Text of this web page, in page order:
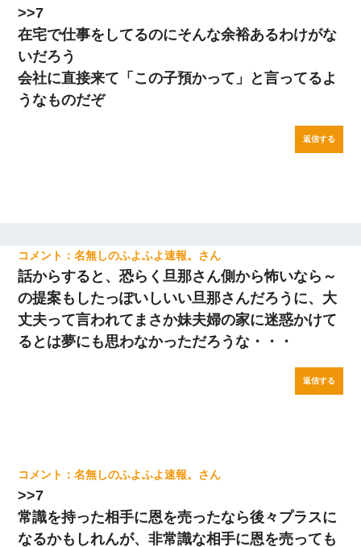
>>7
在宅で仕事をしてるのにそんな余裕あるわけがな
いだろう
会社に直接来て「この子預かって」と言ってるよ
うなものだぞ
返信する
名無しのふよふよ速報。
話からすると、恐らく旦那さん側から怖いなら～
の提案もしたっぽいしいい旦那さんだろうに、大
丈夫って言われてまさか妹夫婦の家に迷惑かけて
るとは夢にも思わなかっただろうな・・・
返信する
名無しのふよふよ速報。
>>7
常識を持った相手に恩を売ったなら後々プラスに
なるかもしれんが、非常識な相手に恩を売っても